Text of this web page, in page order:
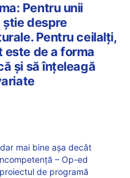
Pentru unii
știe despre
Pentru ceilalți,
este de a forma
și să înțeleagă
mai bine așa decât
– Op-ed
de programă